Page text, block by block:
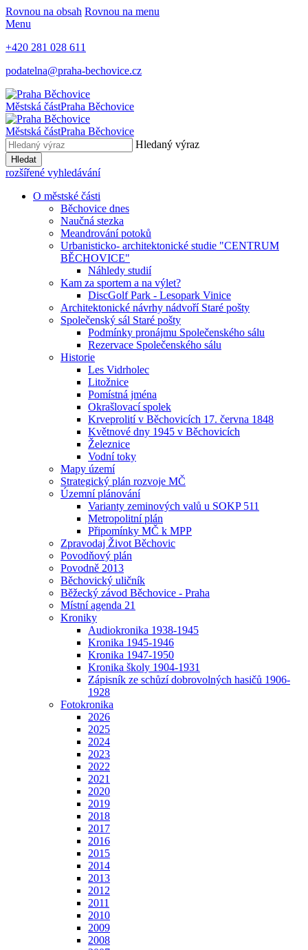
Rovnou na obsah Rovnou na menu
Menu
+420 281 028 611
podatelna@praha-bechovice.cz
Městská částPraha Běchovice
Městská částPraha Běchovice
Hledaný výraz
Hledat
rozšířené vyhledávání
O městské části
Běchovice dnes
Naučná stezka
Meandrování potoků
Urbanisticko- architektonické studie "CENTRUM
BĚCHOVICE"
Náhledy studií
Kam za sportem a na výlet?
DiscGolf Park - Lesopark Vinice
Architektonické návrhy nádvoří Staré pošty
Společenský sál Staré pošty
Podmínky pronájmu Společenského sálu
Rezervace Společenského sálu
Historie
Les Vidrholec
Litožnice
Pomístná jména
Okrašlovací spolek
Krveprolití v Běchovicích 17. června 1848
Květnové dny 1945 v Běchovicích
Železnice
Vodní toky
Mapy území
Strategický plán rozvoje MČ
Územní plánování
Varianty zeminových valů u SOKP 511
Metropolitní plán
Připomínky MČ k MPP
Zpravodaj Život Běchovic
Povodňový plán
Povodně 2013
Běchovický uličník
Běžecký závod Běchovice - Praha
Místní agenda 21
Kroniky
Audiokronika 1938-1945
Kronika 1945-1946
Kronika 1947-1950
Kronika školy 1904-1931
Zápisník ze schůzí dobrovolných hasičů 1906-
1928
Fotokronika
2026
2025
2024
2023
2022
2021
2020
2019
2018
2017
2016
2015
2014
2013
2012
2011
2010
2009
2008